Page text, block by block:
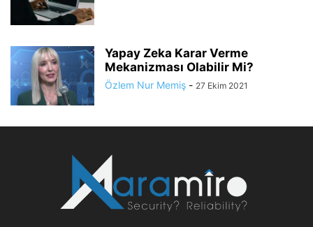
Yapay Zeka Karar Verme
Mekanizması Olabilir Mi?
Özlem Nur Memiş - 27 Ekim 2021